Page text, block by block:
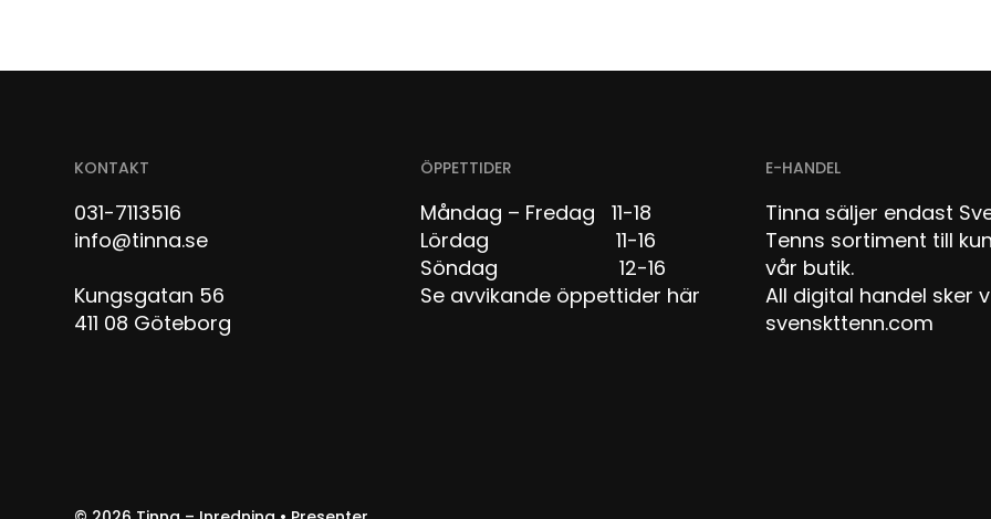
KONTAKT
031-7113516
info@tinna.se
Kungsgatan 56
411 08 Göteborg
ÖPPETTIDER
Måndag – Fredag 11-18
Lördag 11-16
Söndag 12-16
Se avvikande öppettider här
E-HANDEL
Tinna säljer endast
Tenns sortiment till
vår butik.
All digital handel sker
svenskttenn.com